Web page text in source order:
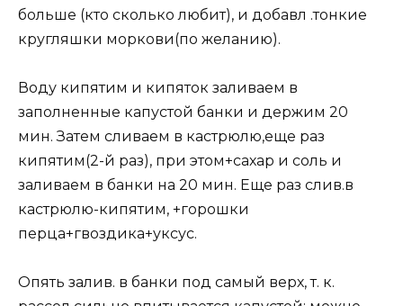
больше (кто сколько любит), и добавл .тонкие
кругляшки моркови(по желанию).
Воду кипятим и кипяток заливаем в
заполненные капустой банки и держим 20
мин. Затем сливаем в кастрюлю,еще раз
кипятим(2-й раз), при этом+сахар и соль и
заливаем в банки на 20 мин. Еще раз слив.в
кастрюлю-кипятим, +горошки
перца+гвоздика+уксус.
Опять залив. в банки под самый верх, т. к.